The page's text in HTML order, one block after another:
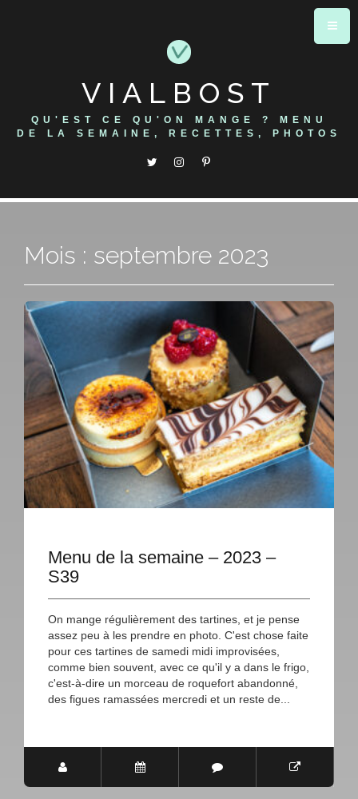
VIALBOST
QU'EST CE QU'ON MANGE ? MENU
DE LA SEMAINE, RECETTES, PHOTOS
Mois : septembre 2023
Menu de la semaine – 2023 –
S39
On mange régulièrement des tartines, et je pense
assez peu à les prendre en photo. C'est chose faite
pour ces tartines de samedi midi improvisées,
comme bien souvent, avec ce qu'il y a dans le frigo,
c'est-à-dire un morceau de roquefort abandonné,
des figues ramassées mercredi et un reste de...